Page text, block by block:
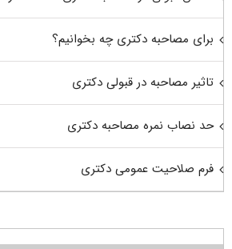
برای مصاحبه دکتری چه بخوانیم؟
تاثیر مصاحبه در قبولی دکتری
حد نصاب نمره مصاحبه دکتری
فرم صلاحیت عمومی دکتری